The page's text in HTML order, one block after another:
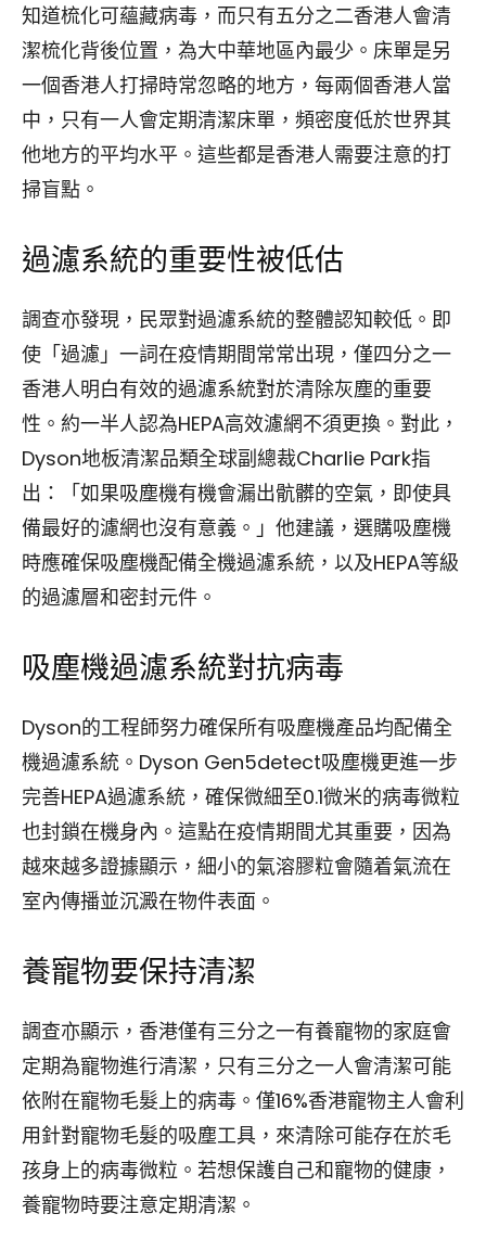
知道梳化可蘊藏病毒，而只有五分之二香港人會清
潔梳化背後位置，為大中華地區內最少。床單是另
一個香港人打掃時常忽略的地方，每兩個香港人當
中，只有一人會定期清潔床單，頻密度低於世界其
他地方的平均水平。這些都是香港人需要注意的打
掃盲點。
過濾系統的重要性被低估
調查亦發現，民眾對過濾系統的整體認知較低。即
使「過濾」一詞在疫情期間常常出現，僅四分之一
香港人明白有效的過濾系統對於清除灰塵的重要
性。約一半人認為HEPA高效濾網不須更換。對此，
Dyson地板清潔品類全球副總裁Charlie Park指
出：「如果吸塵機有機會漏出骯髒的空氣，即使具
備最好的濾網也沒有意義。」他建議，選購吸塵機
時應確保吸塵機配備全機過濾系統，以及HEPA等級
的過濾層和密封元件。
吸塵機過濾系統對抗病毒
Dyson的工程師努力確保所有吸塵機產品均配備全
機過濾系統。Dyson Gen5detect吸塵機更進一步
完善HEPA過濾系統，確保微細至0.1微米的病毒微粒
也封鎖在機身內。這點在疫情期間尤其重要，因為
越來越多證據顯示，細小的氣溶膠粒會隨着氣流在
室內傳播並沉澱在物件表面。
養寵物要保持清潔
調查亦顯示，香港僅有三分之一有養寵物的家庭會
定期為寵物進行清潔，只有三分之一人會清潔可能
依附在寵物毛髮上的病毒。僅16%香港寵物主人會利
用針對寵物毛髮的吸塵工具，來清除可能存在於毛
孩身上的病毒微粒。若想保護自己和寵物的健康，
養寵物時要注意定期清潔。